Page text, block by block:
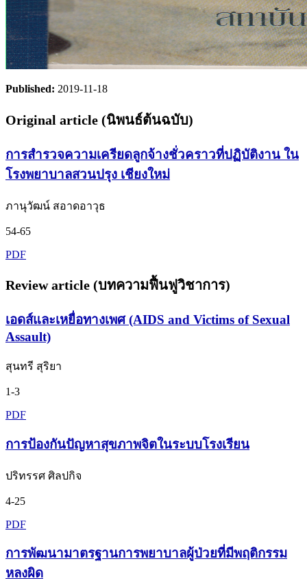
Published: 2019-11-18
Original article (นิพนธ์ต้นฉบับ)
การสำรวจความเครียดลูกจ้างชั่วคราวที่ปฏิบัติงาน ใน
โรงพยาบาลสวนปรุง เชียงใหม่
ภานุวัฒน์ สอาดอาวุธ
54-65
PDF
Review article (บทความฟื้นฟูวิชาการ)
เอดส์และเหยื่อทางเพศ (AIDS and Victims of Sexual
Assault)
สุนทรี สุริยา
1-3
PDF
การป้องกันปัญหาสุขภาพจิตในระบบโรงเรียน
ปริทรรศ ศิลปกิจ
4-25
PDF
การพัฒนามาตรฐานการพยาบาลผู้ป่วยที่มีพฤติกรรม
หลงผิด